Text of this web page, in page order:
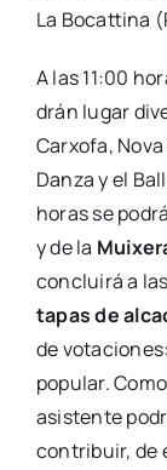
La Bocat­ti­na
A las 11:00
drán lugar
Car­xo­fa,
Dan­za y el
horas se
y de la
con­clui­rá a
tapas de
de
popu­lar.
asis­ten­te
con­tri­buir, de